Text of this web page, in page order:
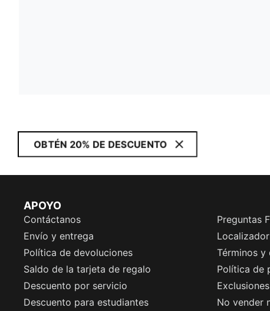
OBTÉN 20% DE DESCUENTO
APOYO
Contáctanos
Preguntas
Envío y entrega
Política de devoluciones
Términos y
Saldo de la tarjeta de regalo
Política de
Descuento por servicio
Descuento para estudiantes
No vender